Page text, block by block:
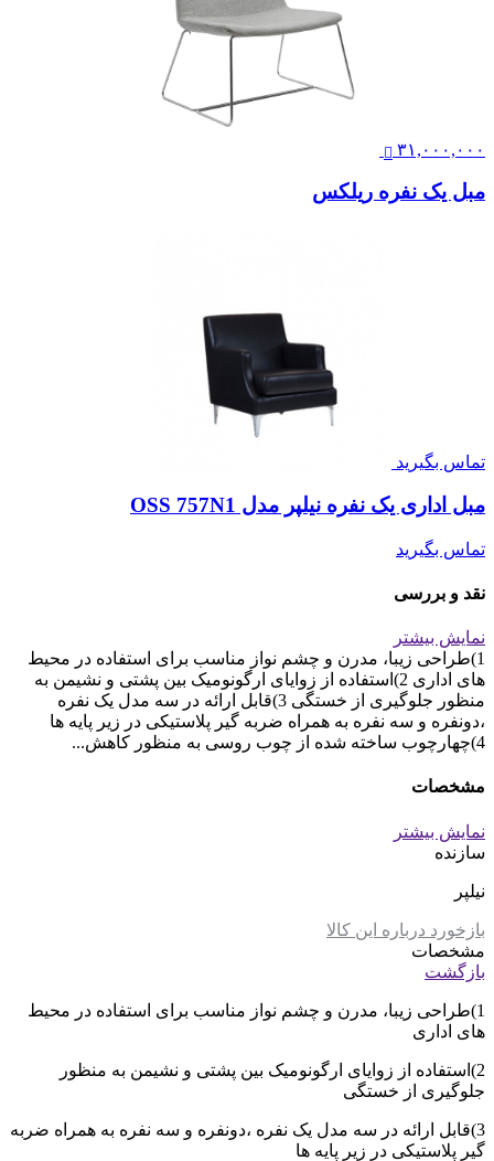
۳۱,۰۰۰,۰۰۰
مبل یک نفره ریلکس
تماس بگیرید
مبل اداری یک نفره نیلپر مدل OSS 757N1
تماس بگیرید
نقد و بررسی
نمایش بیشتر
1)طراحی زیبا، مدرن و چشم نواز مناسب برای استفاده در محیط
های اداری 2)استفاده از زوایای ارگونومیک بین پشتی و نشیمن به
منظور جلوگیری از خستگی 3)قابل ارائه در سه مدل یک نفره
،دونفره و سه نفره به همراه ضربه گیر پلاستیکی در زیر پایه ها
4)چهارچوب ساخته شده از چوب روسی به منظور کاهش...
مشخصات
نمایش بیشتر
سازنده
نیلپر
بازخورد درباره این کالا
مشخصات
بازگشت
1)طراحی زیبا، مدرن و چشم نواز مناسب برای استفاده در محیط
های اداری
2)استفاده از زوایای ارگونومیک بین پشتی و نشیمن به منظور
جلوگیری از خستگی
3)قابل ارائه در سه مدل یک نفره ،دونفره و سه نفره به همراه ضربه
گیر پلاستیکی در زیر پایه ها